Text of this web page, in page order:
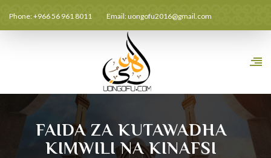
Phone: +966 56 961 8011 Email:uongofu2016@gmail.com
FAIDA ZA KUTAWADHA
KIMWILI NA KINAFSI